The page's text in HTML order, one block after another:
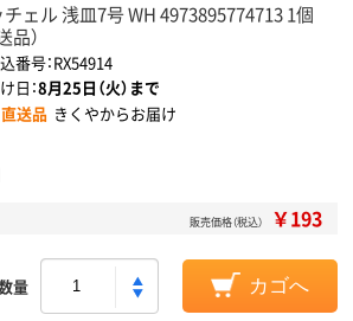
チェル 浅皿7号 WH 4973895774713 1個
品）
番号：RX54914
日：8月25日（火）まで
直送品 きくやからお届け
販売価格（税込） ￥193
量 カゴへ